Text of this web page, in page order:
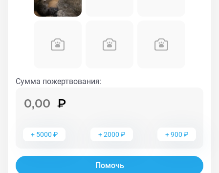
Сумма пожертвования:
+ 5000 ₽ +2000 ₽ +900 ₽
Помочь